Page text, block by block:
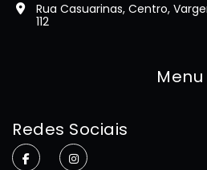
Rua Casuarinas, Centro,
112
Menu
Redes Sociais